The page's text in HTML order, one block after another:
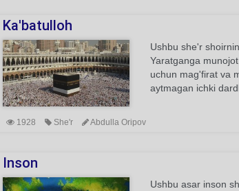
Ka'batulloh
Ushbu she'r
Yaratganga
uchun mag'firat va
aytmagan ichki
1928 She'r Abdulla Oripov
Inson
Ushbu asar inson